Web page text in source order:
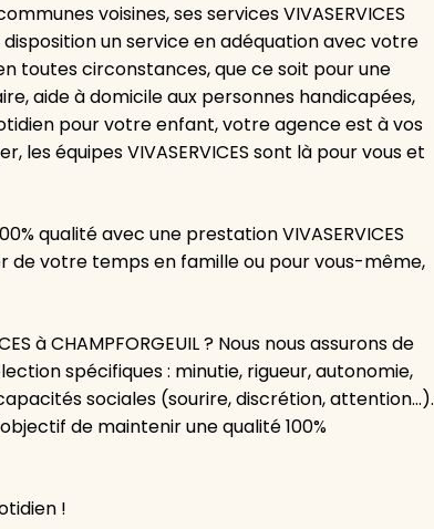
voisines, ses services VIVASERVICES
un service en adéquation avec votre
toutes circonstances, que ce soit pour une
aide à domicile aux personnes handicapées,
pour votre enfant, votre agence est à vos
les équipes VIVASERVICES sont là pour vous et
qualité avec une prestation VIVASERVICES
de votre temps en famille ou pour vous-même,
à CHAMPFORGEUIL ? Nous nous assurons de
spécifiques : minutie, rigueur, autonomie,
sociales (sourire, discrétion, attention…).
de maintenir une qualité 100%
!